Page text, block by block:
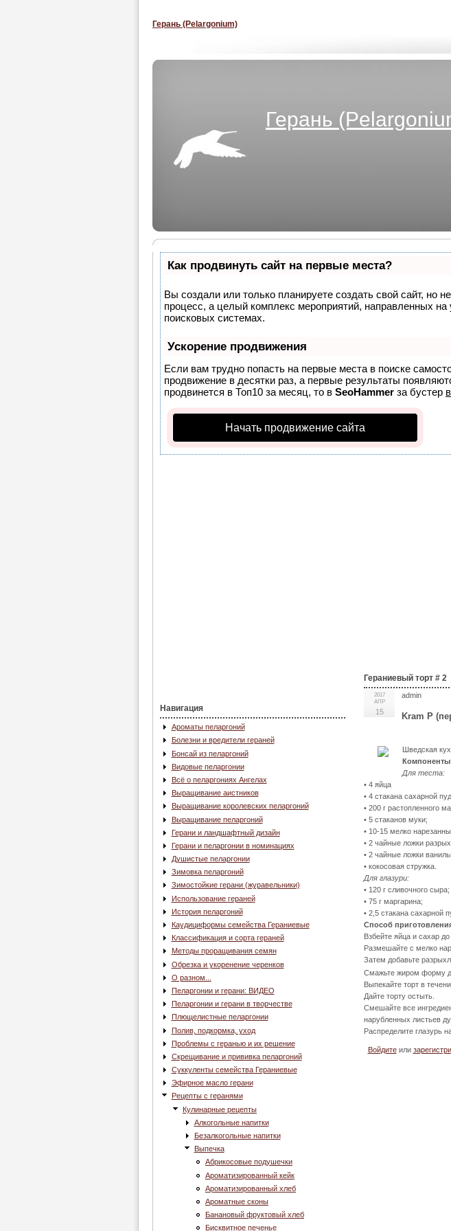
Герань (Pelargonium)
Герань
Как продвинуть сайт на первые места?
Вы создали или только планируете создать свой сайт, но
процесс, а целый комплекс мероприятий, направленных
поисковых системах.
Ускорение продвижения
Если вам трудно попасть на первые места в поиске
продвижение в десятки раз, а первые результаты
продвинется в Топ10 за месяц, то в SeoHammer за бустер
Начать продвижение сайта
Навигация
Ароматы пеларгоний
Болезни и вредители гераней
Бонсай из пеларгоний
Видовые пеларгонии
Всё о пеларгониях Ангелах
Выращивание аистников
Выращивание королевских пеларгоний
Выращивание пеларгоний
Герани и ландшафтный дизайн
Герани и пеларгонии в номинациях
Душистые пеларгонии
Зимовка пеларгоний
Зимостойкие герани (журавельники)
Использование гераней
История пеларгоний
Каудициформы семейства Гераниевые
Классификация и сорта гераней
Методы проращивания семян
Обрезка и укоренение черенков
О разном...
Пеларгонии и герани: ВИДЕО
Пеларгонии и герани в творчестве
Плющелистные пеларгонии
Полив, подкормка, уход
Проблемы с геранью и их решение
Скрещивание и прививка пеларгоний
Суккуленты семейства Гераниевые
Эфирное масло герани
Рецепты с геранями
Кулинарные рецепты
Алкогольные напитки
Безалкогольные напитки
Выпечка
Абрикосовые подушечки
Ароматизированный кейк
Ароматизированный хлеб
Ароматные сконы
Банановый фруктовый хлеб
Бисквитное печенье
Гераниевый торт # 2
2017
АПР
15
admin
Kram P
Шведская
Для теста:
• 4 яйца
• 4 стакана сахарной
• 200 г растопленного
• 5 стаканов муки;
• 10-15 мелко
• 2 чайные ложки
• 2 чайные ложки
• кокосовая стружка.
Для глазури:
• 120 г сливочного сыра;
• 75 г маргарина;
• 2,5 стакана сахарной
Способ
Взбейте яйца и сахар
Размешайте с мелко
Затем добавьте
Смажьте жиром форму
Выпекайте торт в
Дайте торту остыть.
Смешайте все
нарубленных листьев
Распределите глазурь
Войдитеили